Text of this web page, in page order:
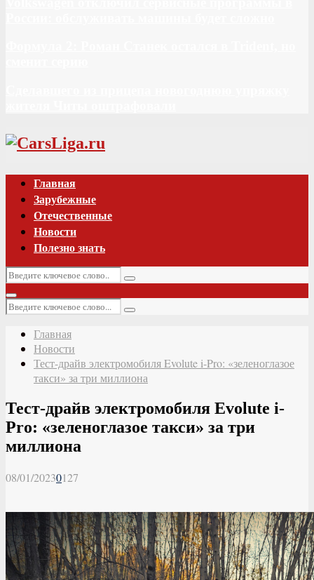
Vk
Главная
Зарубежные
Отечественные
Новости
Полезно знать
Искать:
Поиск
Основное
меню
Искать:
Поиск
Главная
Новости
Тест-драйв электромобиля Evolute i-Pro: «зеленоглазое
такси» за три миллиона
Тест-драйв электромобиля Evolute i-
Pro: «зеленоглазое такси» за три
миллиона
08/01/20230127